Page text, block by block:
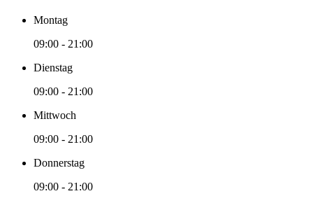
Montag
09:00 - 21:00
Dienstag
09:00 - 21:00
Mittwoch
09:00 - 21:00
Donnerstag
09:00 - 21:00